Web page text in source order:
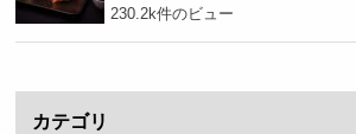
230.2k件のビュー
カテゴリ